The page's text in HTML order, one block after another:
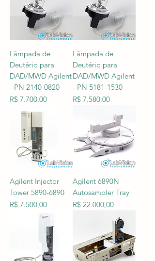
Lâmpada de
Deutério para
DAD/MWD Agilent
- PN 2140-0820
Preço
R$ 7.700,00
Lâmpada de
Deutério para
DAD/MWD Agilent
- PN 5181-1530
Preço
R$ 7.580,00
Agilent Injector
Tower 5890-6890
Preço
R$ 7.500,00
Agilent 6890N
Autosampler Tray
Preço
R$ 22.000,00